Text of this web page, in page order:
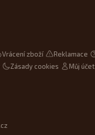
Vrácení zboží Reklamace
Zásady cookies Můj účet